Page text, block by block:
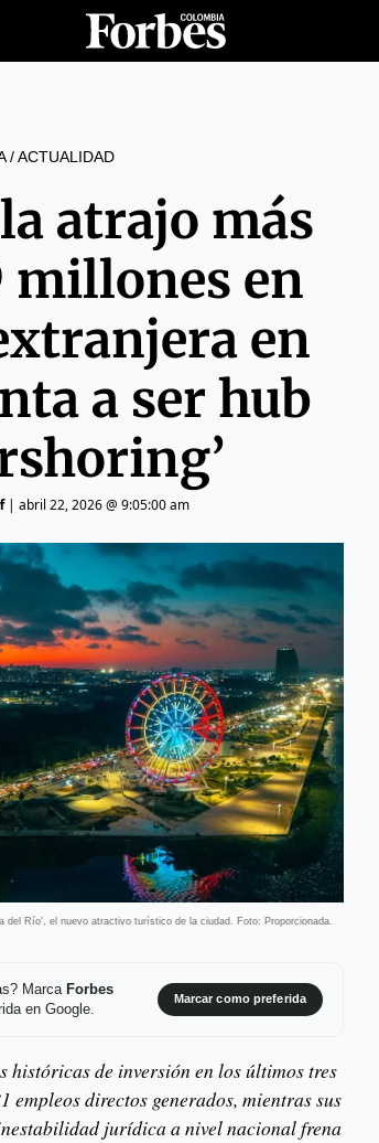
/ACTUALIDAD
atrajo más
millones en
en
a ser hub
| abril 22, 2026 @ 9:05:00 am
del Río', el nuevo atractivo turístico de la ciudad. Foto: Proporcionada.
Marca Forbes
en Google.
Marcar como preferida
de inversión en los últimos tres
empleos directos generados, mientras sus
jurídica a nivel nacional frena